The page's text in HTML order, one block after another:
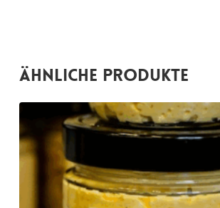
Ähnliche Produkte